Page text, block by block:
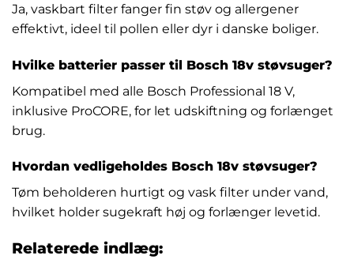
Ja, vaskbart filter fanger fin støv og allergener
effektivt, ideel til pollen eller dyr i danske boliger.
Hvilke batterier passer til Bosch 18v støvsuger?
Kompatibel med alle Bosch Professional 18 V,
inklusive ProCORE, for let udskiftning og forlænget
brug.
Hvordan vedligeholdes Bosch 18v støvsuger?
Tøm beholderen hurtigt og vask filter under vand,
hvilket holder sugekraft høj og forlænger levetid.
Relaterede indlæg: